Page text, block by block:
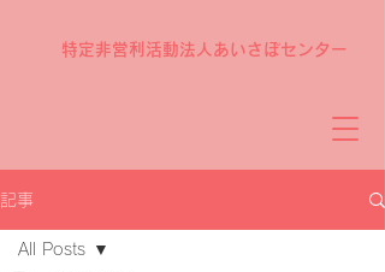
特定非営利活動法人あいさぽセンター
記事
All Posts